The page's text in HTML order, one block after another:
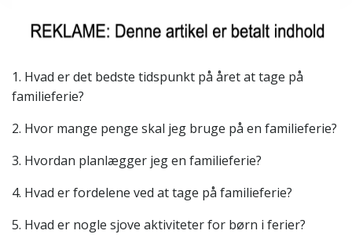
1. Hvad er det bedste tidspunkt på året at tage på
familieferie?
2. Hvor mange penge skal jeg bruge på en familieferie?
3. Hvordan planlægger jeg en familieferie?
4. Hvad er fordelene ved at tage på familieferie?
5. Hvad er nogle sjove aktiviteter for børn i ferier?